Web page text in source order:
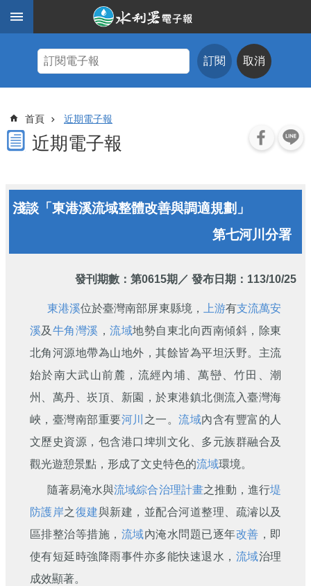
跳到主要內容區塊
題
式
查
期
報
訂閱 取消
首頁 近期電子報
近期電子報
淺談「東港溪流域整體改善與調適規劃」
第七河川分署
發刊期數： 第0615期 ／ 發布日期：113/10/25
東港溪位於臺灣南部屏東縣境， 上游有支流萬安
溪及 牛角灣溪 ，流域地勢自東北向西南傾斜，除東
北角河源地帶為山地外，其餘皆為平坦沃野。主流
始於南大武山前麓，流經內埔、萬巒、竹田、潮
州、萬丹、崁頂、新園，於東港鎮北側流入臺灣海
峽，臺灣南部重要河川 之一。流域內含有豐富的人
文歷史資源，包含港口埤圳文化、多元族群融合及
觀光遊憩景點，形成了文史特色的流域環境。
隨著易淹水與流域綜合治理計畫之推動，進行堤
防護岸之復建與新建，並配合河道整理、疏濬以及
區排整治等措施， 流域內淹水問題已逐年改善 ，即
使有短延時強降雨事件亦多能快速退水， 流域治理
成效顯著。